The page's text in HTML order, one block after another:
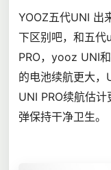
YOOZ五代UNI 出
下区别吧，和五
PRO，yooz UNI
的电池续航更大，
UNI PRO续航估
弹保持干净卫生。